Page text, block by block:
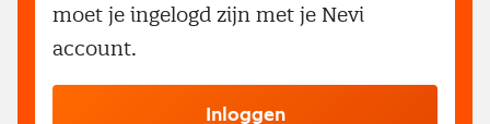
moet je ingelogd zijn met je Nevi
account.
Inloggen